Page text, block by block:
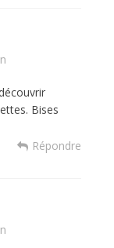
Bises
Répondre